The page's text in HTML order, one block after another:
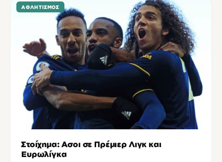
ΑΘΛΗΤΙΣΜΌΣ
Στοίχημα: Ασοι σε Πρέμιερ Λιγκ και
Ευρωλίγκα